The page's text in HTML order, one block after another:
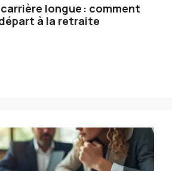
longue : comment
à la retraite